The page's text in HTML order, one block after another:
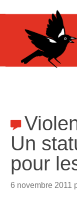
Un
pour
6 novembre 2011